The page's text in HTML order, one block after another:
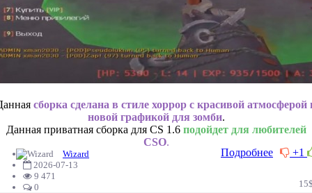
сборка сделана в стиле хоррор с красивой атмосферой
новой графикой для зомби.
Данная приватная сборка для CS 1.6 подойдет для любителей
CSO.
+1
Подробнее
Wizard
2026-07-13
9 471
0